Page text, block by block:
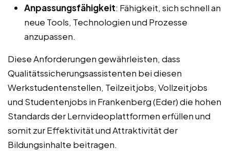
Anpassungsfähigkeit: Fähigkeit, sich schnell an
neue Tools, Technologien und Prozesse
anzupassen.
Diese Anforderungen gewährleisten, dass
Qualitätssicherungsassistenten bei diesen
Werkstudentenstellen, Teilzeitjobs, Vollzeitjobs
und Studentenjobs in Frankenberg (Eder) die hohen
Standards der Lernvideoplattformen erfüllen und
somit zur Effektivität und Attraktivität der
Bildungsinhalte beitragen.